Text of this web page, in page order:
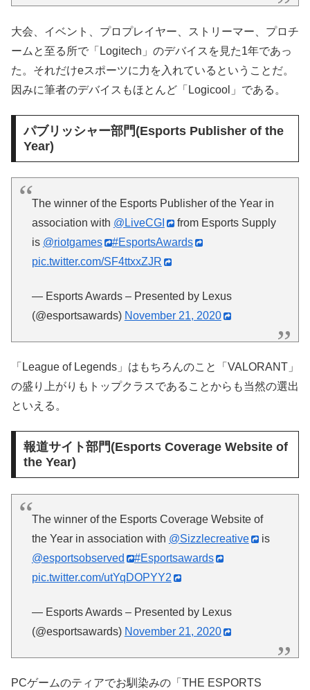
大会、イベント、プロプレイヤー、ストリーマー、プロチ
ームと至る所で「Logitech」のデバイスを見た1年であっ
た。それだけeスポーツに力を入れているということだ。
因みに筆者のデバイスもほとんど「Logicool」である。
パブリッシャー部門(Esports Publisher of the
Year)
The winner of the Esports Publisher of the Year in
association with @LiveCGI
from Esports Supply
is @riotgames
#EsportsAwards
pic.twitter.com/SF4ttxxZJR
— Esports Awards – Presented by Lexus
(@esportsawards) November 21, 2020
「League of Legends」はもちろんのこと「VALORANT」
の盛り上がりもトップクラスであることからも当然の選出
といえる。
報道サイト部門(Esports Coverage Website of
the Year)
The winner of the Esports Coverage Website of
the Year in association with @Sizzlecreative
is
@esportsobserved
#Esportsawards
pic.twitter.com/utYqDOPYY2
— Esports Awards – Presented by Lexus
(@esportsawards) November 21, 2020
PCゲームのティアでお馴染みの「THE ESPORTS